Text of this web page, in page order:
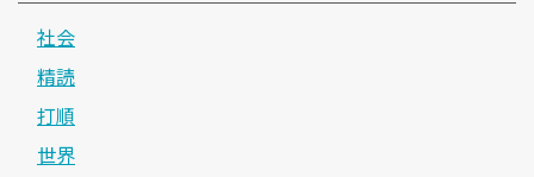
社会
精読
打順
世界